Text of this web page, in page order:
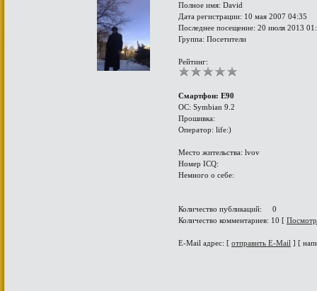
Полное имя: David
Дата регистрации: 10 мая 2007 04:35
Последнее посещение: 20 июля 2013
Группа: Посетители
Рейтинг:
Смартфон: E90
ОС: Symbian 9.2
Прошивка:
Оператор: life:)
Место жительства: lvov
Номер ICQ:
Немного о себе:
Количество публикаций: 0
Количество комментариев: 10 [
E-Mail адрес: [ отправить E-Mail ] [